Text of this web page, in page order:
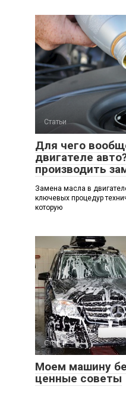
Статьи
Для чего
двигателе
производить
Замена масла в
ключевых процедур
которую
Статьи
Моем машину
ценные советы